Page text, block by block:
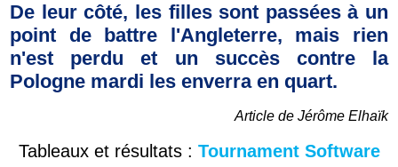
De leur côté, les filles sont passées à un
point de battre l'Angleterre, mais rien
n'est perdu et un succès contre la
Pologne mardi les enverra en quart.
Article de Jérôme Elhaïk
Tableaux et résultats : Tournament Software